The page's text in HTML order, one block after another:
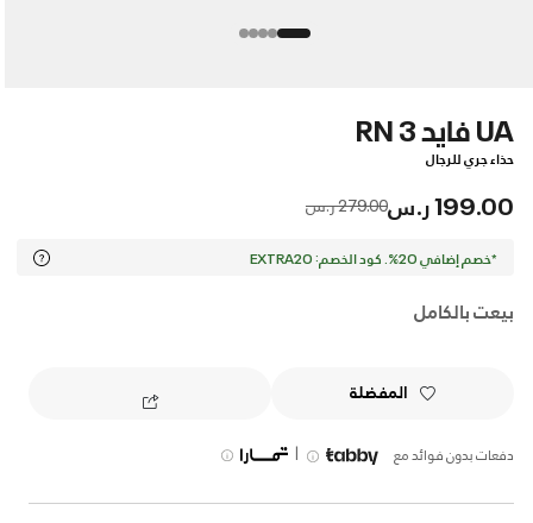
UA فايد RN 3
حذاء جري للرجال
199.00 ر.س Price reduced from
279.00 ر.س to
*خصم إضافي 20%. كود الخصم: EXTRA20
بيعت بالكامل
المفضلة
دفعات بدون فوائد مع |